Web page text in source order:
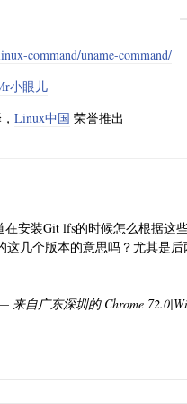
command/uname-command/
小眼儿
Linux中国 荣誉推出
安装Git lfs的时候怎么根据这
这几个版本的意思吗？尤其是后
来自广东深圳的 Chrome